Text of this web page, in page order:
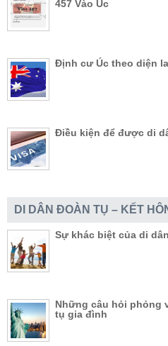
457 Vào Úc
Định cư Úc theo diện
Điều kiện để được di
DI DÂN ĐOÀN TỤ – KẾT
Sự khác biệt của di
Những câu hỏi phỏng
tụ gia đình